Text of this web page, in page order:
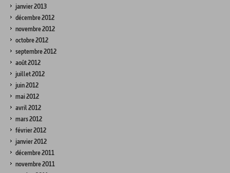
janvier 2013
décembre 2012
novembre 2012
octobre 2012
septembre 2012
août 2012
juillet 2012
juin 2012
mai 2012
avril 2012
mars 2012
février 2012
janvier 2012
décembre 2011
novembre 2011